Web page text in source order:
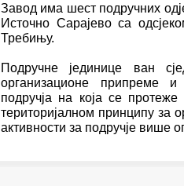
Завод има шест подручних
Источно Сарајево са
Требињу.
Подручне јединице ван
организационе припреме и
подручја на која се
територијалном принципу за
активности за подручје више